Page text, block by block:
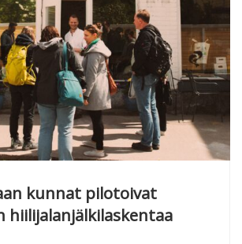
kunnat pilotoivat
hiilijalanjälkilaskentaa